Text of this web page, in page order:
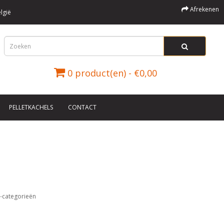
Afrekenen
0 product(en) - €0,00
PELLETKACHELS CONTACT
categorieën